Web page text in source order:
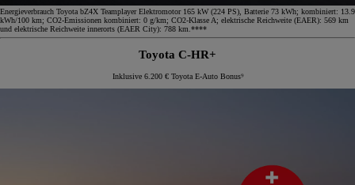
Energieverbrauch Toyota bZ4X Teamplayer Elektromotor 165 kW (224 PS), Batterie 73 kWh; kombiniert: 13.9
kWh/100 km; CO2-Emissionen kombiniert: 0 g/km; CO2-Klasse A; elektrische Reichweite (EAER): 569 km
und elektrische Reichweite innerorts (EAER City): 788 km.****
Toyota C-HR+
Inklusive 6.200 € Toyota E-Auto Bonus⁹